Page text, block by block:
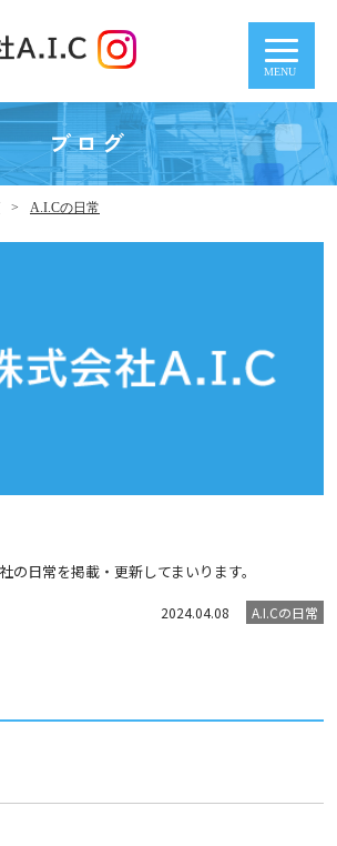
MENU
ブログ
A.I.Cの日常
日常を掲載・更新してまいります。
2024.04.08 A.I.Cの日常